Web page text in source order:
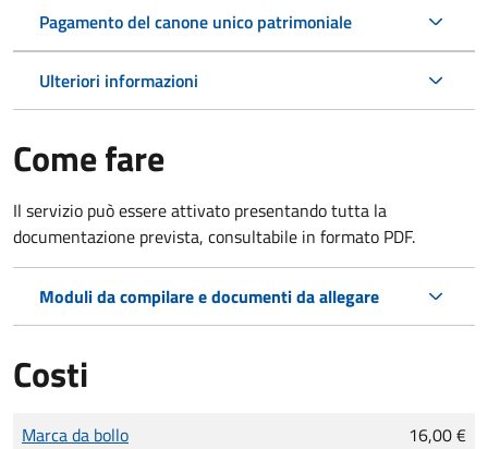
Pagamento del canone unico patrimoniale
Ulteriori informazioni
Come fare
Il servizio può essere attivato presentando tutta la
documentazione prevista, consultabile in formato PDF.
Moduli da compilare e documenti da allegare
Costi
Tipo di pagamento
Importo
Marca da bollo 16,00 €